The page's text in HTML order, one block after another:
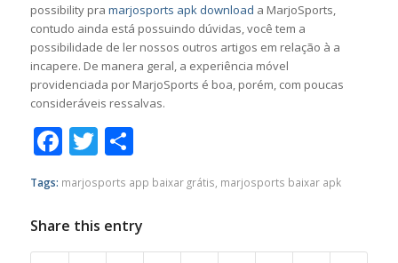
possibility pra marjosports apk download a MarjoSports,
contudo ainda está possuindo dúvidas, você tem a
possibilidade de ler nossos outros artigos em relação à a
incapere. De manera geral, a experiência móvel
providenciada por MarjoSports é boa, porém, com poucas
consideráveis ressalvas.
Facebook
Twitter
Share
Tags: marjosports app baixar grátis marjosports baixar apk
Share this entry